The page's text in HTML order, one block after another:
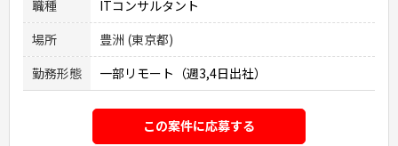
職種
ITコンサルタント
場所
豊洲 (東京都)
勤務形態
一部リモート（週3,4日出社）
この案件に応募する